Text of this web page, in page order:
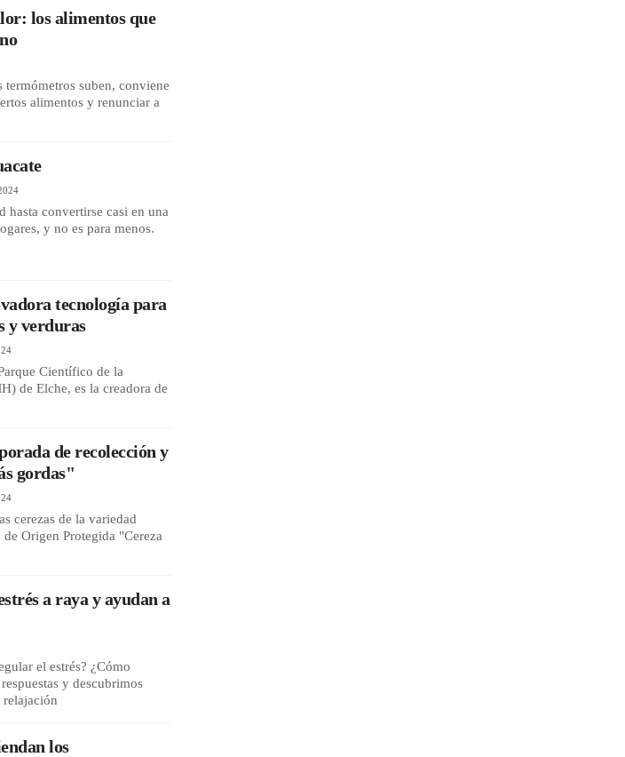
los alimentos que
suben, conviene
alimentos y renunciar a
hasta convertirse casi en una
y no es para menos.
tecnología para
y verduras
Científico de la
de Elche, es la creadora de
de recolección y
gordas"
cerezas de la variedad
Origen Protegida "Cereza
a raya y ayudan a
el estrés? ¿Cómo
y descubrimos
los